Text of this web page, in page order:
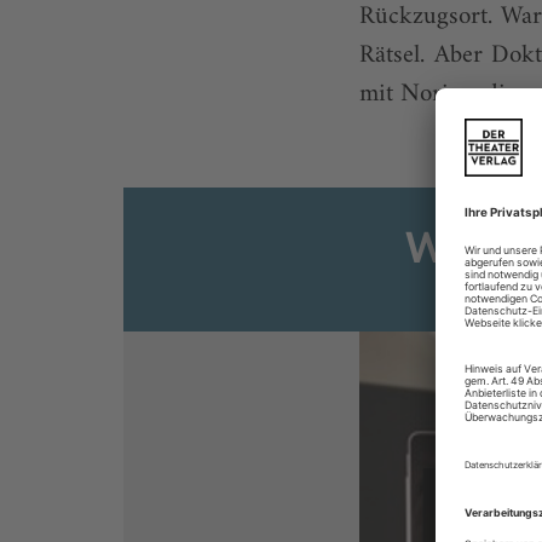
Rückzugsort.
Rätsel. Aber
mit Norina, die